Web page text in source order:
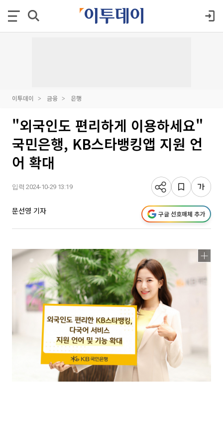
이투데이 금융 은행
"외국인도 편리하게 이용하세요"
국민은행, KB스타뱅킹앱 지원 언
어 확대
입력 2024-10-29 13:19
문선영 기자 구글 선호매체 추가